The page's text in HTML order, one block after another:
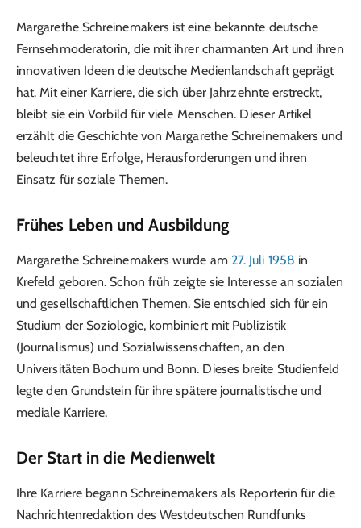
Margarethe Schreinemakers ist eine bekannte deutsche
Fernsehmoderatorin, die mit ihrer charmanten Art und ihren
innovativen Ideen die deutsche Medienlandschaft geprägt
hat. Mit einer Karriere, die sich über Jahrzehnte erstreckt,
bleibt sie ein Vorbild für viele Menschen. Dieser Artikel
erzählt die Geschichte von Margarethe Schreinemakers und
beleuchtet ihre Erfolge, Herausforderungen und ihren
Einsatz für soziale Themen.
Frühes Leben und Ausbildung
Margarethe Schreinemakers wurde am 27. Juli 1958 in
Krefeld geboren. Schon früh zeigte sie Interesse an sozialen
und gesellschaftlichen Themen. Sie entschied sich für ein
Studium der Soziologie, kombiniert mit Publizistik
(Journalismus) und Sozialwissenschaften, an den
Universitäten Bochum und Bonn. Dieses breite Studienfeld
legte den Grundstein für ihre spätere journalistische und
mediale Karriere.
Der Start in die Medienwelt
Ihre Karriere begann Schreinemakers als Reporterin für die
Nachrichtenredaktion des Westdeutschen Rundfunks